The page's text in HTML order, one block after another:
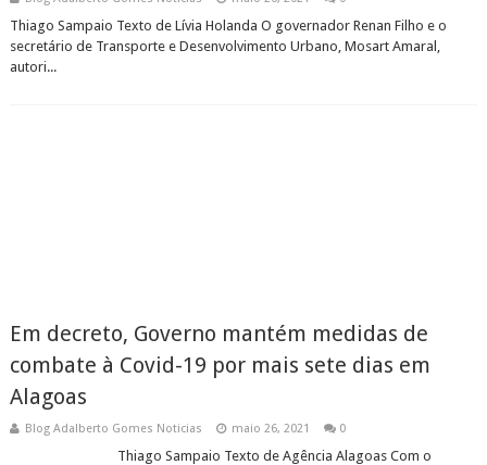
Thiago Sampaio Texto de Lívia Holanda O governador Renan Filho e o
secretário de Transporte e Desenvolvimento Urbano, Mosart Amaral,
autori...
Em decreto, Governo mantém medidas de
combate à Covid-19 por mais sete dias em
Alagoas
Blog Adalberto Gomes Noticias maio 26, 2021 0
Thiago Sampaio Texto de Agência Alagoas Com o